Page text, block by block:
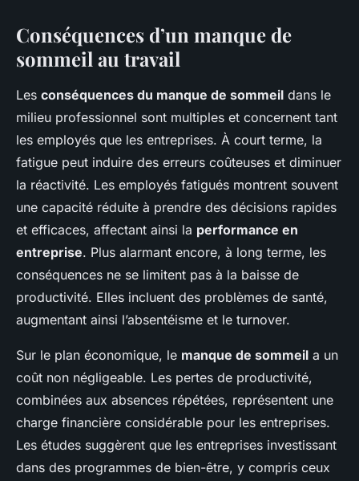
Conséquences d’un manque de
sommeil au travail
Les conséquences du manque de sommeil dans le
milieu professionnel sont multiples et concernent tant
les employés que les entreprises. À court terme, la
fatigue peut induire des erreurs coûteuses et diminuer
la réactivité. Les employés fatigués montrent souvent
une capacité réduite à prendre des décisions rapides
et efficaces, affectant ainsi la performance en
entreprise. Plus alarmant encore, à long terme, les
conséquences ne se limitent pas à la baisse de
productivité. Elles incluent des problèmes de santé,
augmentant ainsi l’absentéisme et le turnover.
Sur le plan économique, le manque de sommeil a un
coût non négligeable. Les pertes de productivité,
combinées aux absences répétées, représentent une
charge financière considérable pour les entreprises.
Les études suggèrent que les entreprises investissant
dans des programmes de bien-être, y compris ceux